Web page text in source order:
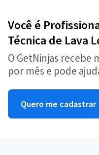
Você é
Técnica de Lava
O GetNinjas recebe
por mês e pode
Quero me cadastrar